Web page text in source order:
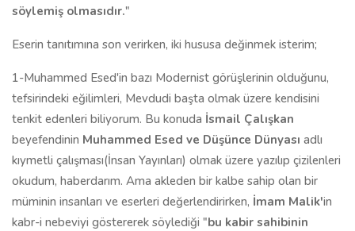
söylemiş olmasıdır."
Eserin tanıtımına son verirken, iki hususa değinmek isterim;
1-Muhammed Esed'in bazı Modernist görüşlerinin olduğunu,
tefsirindeki eğilimleri, Mevdudi başta olmak üzere kendisini
tenkit edenleri biliyorum. Bu konuda İsmail Çalışkan
beyefendinin Muhammed Esed ve Düşünce Dünyası adlı
kıymetli çalışması(İnsan Yayınları) olmak üzere yazılıp çizilenleri
okudum, haberdarım. Ama akleden bir kalbe sahip olan bir
müminin insanları ve eserleri değerlendirirken, İmam Malik'in
kabr-i nebeviyi göstererek söylediği "bu kabir sahibinin